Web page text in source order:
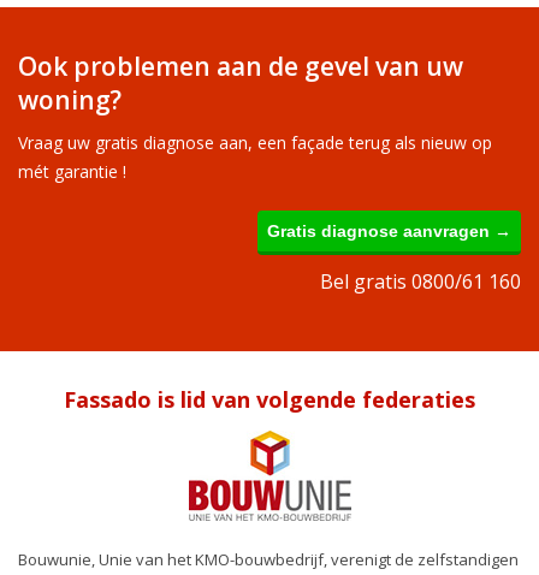
Ook problemen aan de gevel van uw
woning?
Vraag uw gratis diagnose aan, een façade terug als nieuw op
mét garantie !
Gratis diagnose aanvragen →
Bel gratis 0800/61 160
Fassado is lid van volgende federaties
Bouwunie, Unie van het KMO-bouwbedrijf, verenigt de zelfstandigen